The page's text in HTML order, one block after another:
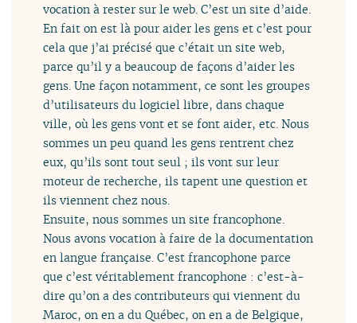
vocation à rester sur le web. C’est un site d’aide.
En fait on est là pour aider les gens et c’est pour
cela que j’ai précisé que c’était un site web,
parce qu’il y a beaucoup de façons d’aider les
gens. Une façon notamment, ce sont les groupes
d’utilisateurs du logiciel libre, dans chaque
ville, où les gens vont et se font aider, etc. Nous
sommes un peu quand les gens rentrent chez
eux, qu’ils sont tout seul ; ils vont sur leur
moteur de recherche, ils tapent une question et
ils viennent chez nous.
Ensuite, nous sommes un site francophone.
Nous avons vocation à faire de la documentation
en langue française. C’est francophone parce
que c’est véritablement francophone : c’est-à-
dire qu’on a des contributeurs qui viennent du
Maroc, on en a du Québec, on en a de Belgique,